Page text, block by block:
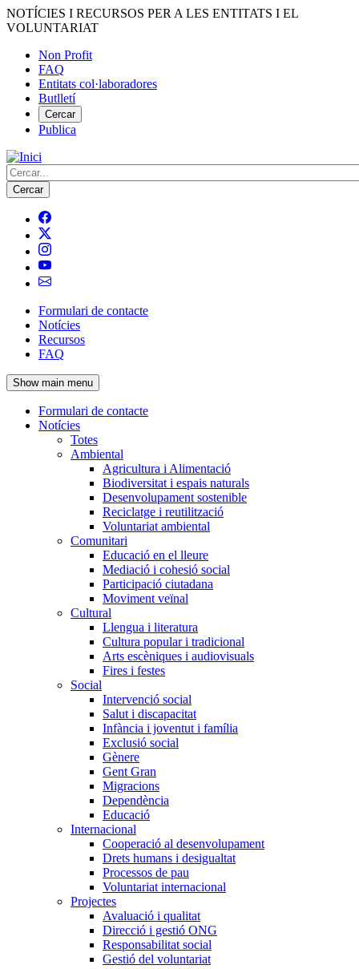
Vés
al
NOTÍCIES I RECURSOS PER A LES ENTITATS I EL
VOLUNTARIAT
Menú
del
compte
d'usuari
Non Profit
FAQ
Entitats col·laboradores
Butlletí
Cercar
Publica
Cerca
Navegació
principal
de
l'encapçalament
Formulari de contacte
Notícies
Recursos
FAQ
Show main menu
Navegació
principal
Formulari de contacte
Notícies
Totes
Ambiental
Agricultura i Alimentació
Biodiversitat i espais naturals
Desenvolupament sostenible
Reciclatge i reutilització
Voluntariat ambiental
Comunitari
Educació en el lleure
Mediació i cohesió social
Participació ciutadana
Moviment veïnal
Cultural
Llengua i literatura
Cultura popular i tradicional
Arts escèniques i audiovisuals
Fires i festes
Social
Intervenció social
Salut i discapacitat
Infància i joventut i família
Exclusió social
Gènere
Gent Gran
Migracions
Dependència
Educació
Internacional
Cooperació al desenvolupament
Drets humans i desigualtat
Processos de pau
Voluntariat internacional
Projectes
Avaluació i qualitat
Direcció i gestió ONG
Responsabilitat social
Gestió del voluntariat